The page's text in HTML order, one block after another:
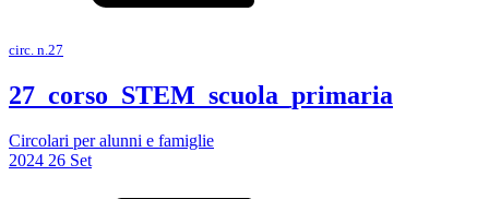
circ. n.27
27_corso_STEM_scuola_primaria
Circolari per alunni e famiglie
2024 26 Set